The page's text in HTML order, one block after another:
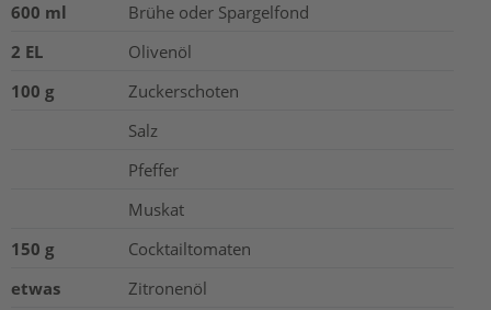
600 ml
Brühe oder Spargelfond
2 EL
Olivenöl
100 g
Zuckerschoten
Salz
Pfeffer
Muskat
150 g
Cocktailtomaten
etwas
Zitronenöl